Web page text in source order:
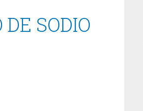
SODIO